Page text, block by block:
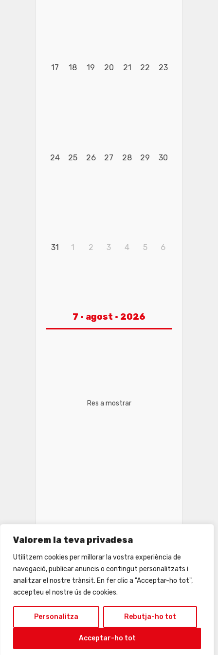
Valorem la teva privadesa
Utilitzem cookies per millorar la vostra experiència de
navegació, publicar anuncis o contingut personalitzats i
analitzar el nostre trànsit. En fer clic a "Acceptar-ho tot",
accepteu el nostre ús de cookies.
Personalitza Rebutja-ho tot
Acceptar-ho tot
17 18 19 20 21 22 23
24 25 26 27 28 29 30
31 1 2 3 4 5 6
7 · agost · 2026
Res a mostrar
INSTAGRAM